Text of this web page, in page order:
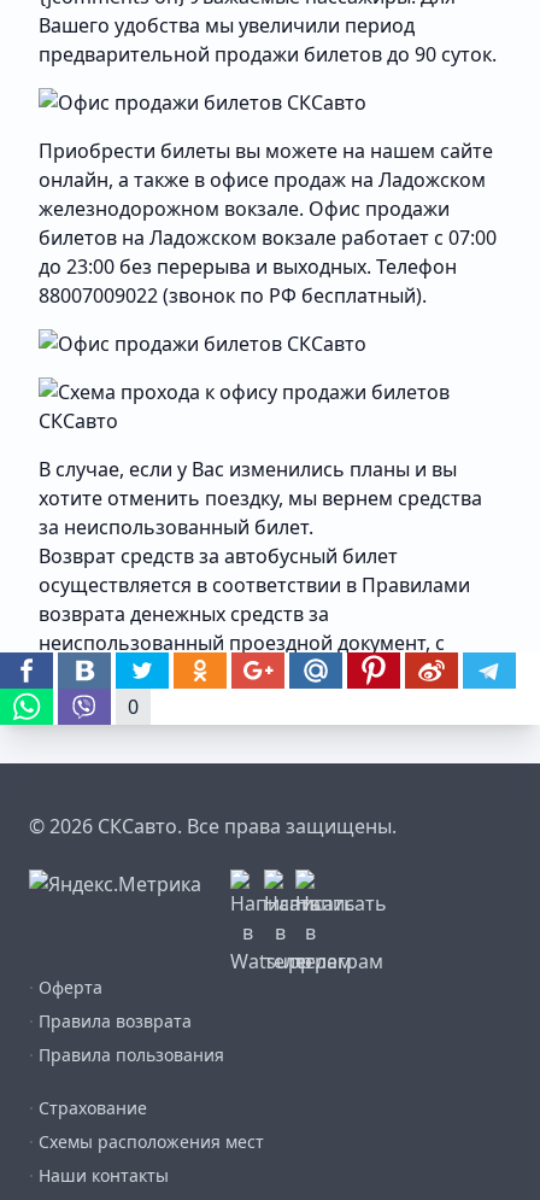
Вашего удобства мы увеличили период
предварительной продажи билетов до 90 суток.
Приобрести билеты вы можете на нашем сайте
онлайн, а также в офисе продаж на Ладожском
железнодорожном вокзале. Офис продажи
билетов на Ладожском вокзале работает с 07:00
до 23:00 без перерыва и выходных. Телефон
88007009022 (звонок по РФ бесплатный).
В случае, если у Вас изменились планы и вы
хотите отменить поездку, мы вернем средства
за неиспользованный билет.
Возврат средств за автобусный билет
осуществляется в соответствии в Правилами
возврата денежных средств за
неиспользованный проездной документ, с
которыми Вы можете ознакомиться по ссылке.
0
© 2026 СКСавто. Все права защищены.
· Оферта
· Правила возврата
· Правила пользования
· Страхование
· Схемы расположения мест
· Наши контакты